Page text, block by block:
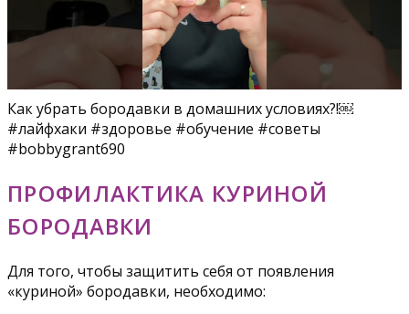
Как убрать бородавки в домашних условиях?!￼
#лайфхаки #здоровье #обучение #советы
#bobbygrant690
ПРОФИЛАКТИКА КУРИНОЙ
БОРОДАВКИ
Для того, чтобы защитить себя от появления
«куриной» бородавки, необходимо: